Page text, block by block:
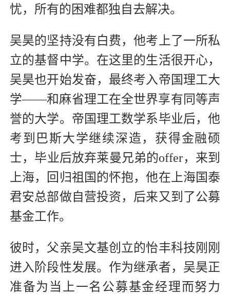
忧，所有的困难都独自去解决。
吴昊的坚持没有白费，他考上了一所私
立的基督中学。在这里的生活很开心，
吴昊也开始发奋，最终考入帝国理工大
学——和麻省理工在全世界享有同等声
誉的大学。帝国理工数学系毕业后，他
考到巴斯大学继续深造，获得金融硕
士，毕业后放弃莱曼兄弟的offer，来到
上海，回归祖国的怀抱，他在上海国泰
君安总部做自营投资，后来又到了公募
基金工作。
彼时，父亲吴文基创立的怡丰科技刚刚
进入阶段性发展。作为继承者，吴昊正
准备为当上一名公募基金经理而努力